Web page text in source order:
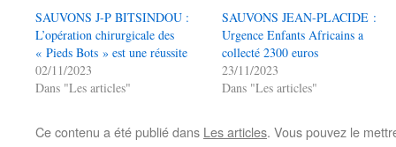
SAUVONS J-P BITSINDOU :
L’opération chirurgicale des
« Pieds Bots » est une réussite
02/11/2023
Dans "Les articles"
SAUVONS JEAN-PLACIDE :
Urgence Enfants Africains a
collecté 2300 euros
23/11/2023
Dans "Les articles"
Ce contenu a été publié dans Les articles. Vous pouvez le